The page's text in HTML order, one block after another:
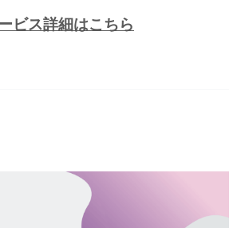
ビス詳細はこちら